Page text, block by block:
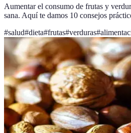
Aumentar el consumo de frutas y
sana. Aquí te damos 10 consejos
#salud#dieta#frutas#verduras#